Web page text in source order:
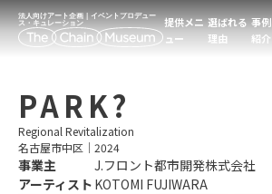
法人向けアート企画｜イベントプロデュー
ス・キュレーション
提供メニ
ュー
選ばれる
理由
事例
紹介
PARK?
Regional Revitalization
名古屋市中区 ｜ 2024
事業主
J.フロント都市開発株式会社
アーティスト KOTOMI FUJIWARA